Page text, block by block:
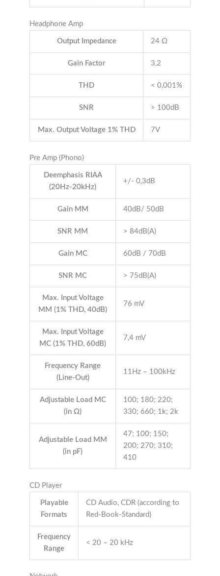
Headphone Amp
Output Impedance 24 Ω
Gain Factor 3,2
THD < 0,001%
SNR > 100dB
Max. Output Voltage 1% THD 7V
Pre Amp (Phono)
Deemphasis RIAA
(20Hz-20kHz)
+/- 0,3dB
Gain MM 40dB/ 50dB
SNR MM > 84dB(A)
Gain MC 60dB / 70dB
SNR MC > 75dB(A)
Max. Input Voltage
MM (1% THD, 40dB)
76 mV
Max. Input Voltage
MC (1% THD, 60dB)
7,4 mV
Frequency Range
(Line-Out)
11Hz – 100kHz
Adjustable Load MC
(in Ω)
100; 180; 220;
330; 660; 1k; 2k
Adjustable Load MM
(in pF)
47; 100; 150;
200; 270; 310;
410
CD Player
Playable
Formats
CD Audio, CDR (according to
Red-Book-Standard)
Frequency
Range
< 20 – 20 kHz